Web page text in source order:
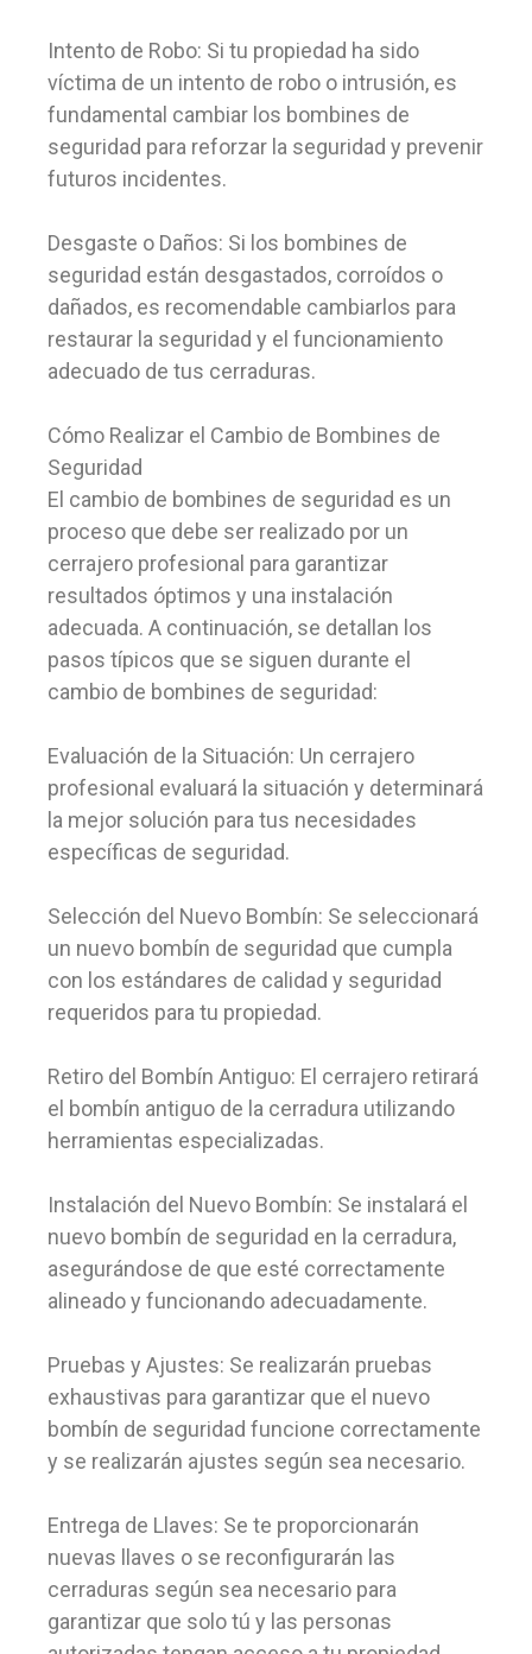
Intento de Robo: Si tu propiedad ha sido
víctima de un intento de robo o intrusión, es
fundamental cambiar los bombines de
seguridad para reforzar la seguridad y prevenir
futuros incidentes.
Desgaste o Daños: Si los bombines de
seguridad están desgastados, corroídos o
dañados, es recomendable cambiarlos para
restaurar la seguridad y el funcionamiento
adecuado de tus cerraduras.
Cómo Realizar el Cambio de Bombines de
Seguridad
El cambio de bombines de seguridad es un
proceso que debe ser realizado por un
cerrajero profesional para garantizar
resultados óptimos y una instalación
adecuada. A continuación, se detallan los
pasos típicos que se siguen durante el
cambio de bombines de seguridad:
Evaluación de la Situación: Un cerrajero
profesional evaluará la situación y determinará
la mejor solución para tus necesidades
específicas de seguridad.
Selección del Nuevo Bombín: Se seleccionará
un nuevo bombín de seguridad que cumpla
con los estándares de calidad y seguridad
requeridos para tu propiedad.
Retiro del Bombín Antiguo: El cerrajero retirará
el bombín antiguo de la cerradura utilizando
herramientas especializadas.
Instalación del Nuevo Bombín: Se instalará el
nuevo bombín de seguridad en la cerradura,
asegurándose de que esté correctamente
alineado y funcionando adecuadamente.
Pruebas y Ajustes: Se realizarán pruebas
exhaustivas para garantizar que el nuevo
bombín de seguridad funcione correctamente
y se realizarán ajustes según sea necesario.
Entrega de Llaves: Se te proporcionarán
nuevas llaves o se reconfigurarán las
cerraduras según sea necesario para
garantizar que solo tú y las personas